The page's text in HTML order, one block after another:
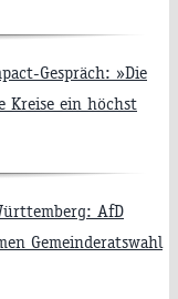
Gespräch: »Die
Kreise ein höchst
AfD
Gemeinderatswahl